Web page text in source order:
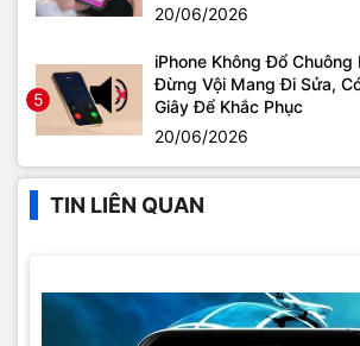
20/06/2026
5
iPhone Không Đổ Chuông
Đừng Vội Mang Đi Sửa,
Giây Để Khắc Phục
20/06/2026
TIN LIÊN QUAN